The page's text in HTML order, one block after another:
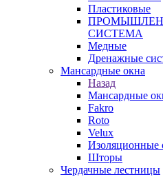
Пластиковые
СИСТЕМА
Медные
Дренажные
Мансардные окна
Назад
Мансардные
Fakro
Roto
Velux
Изоляционные
Шторы
Чердачные лестницы